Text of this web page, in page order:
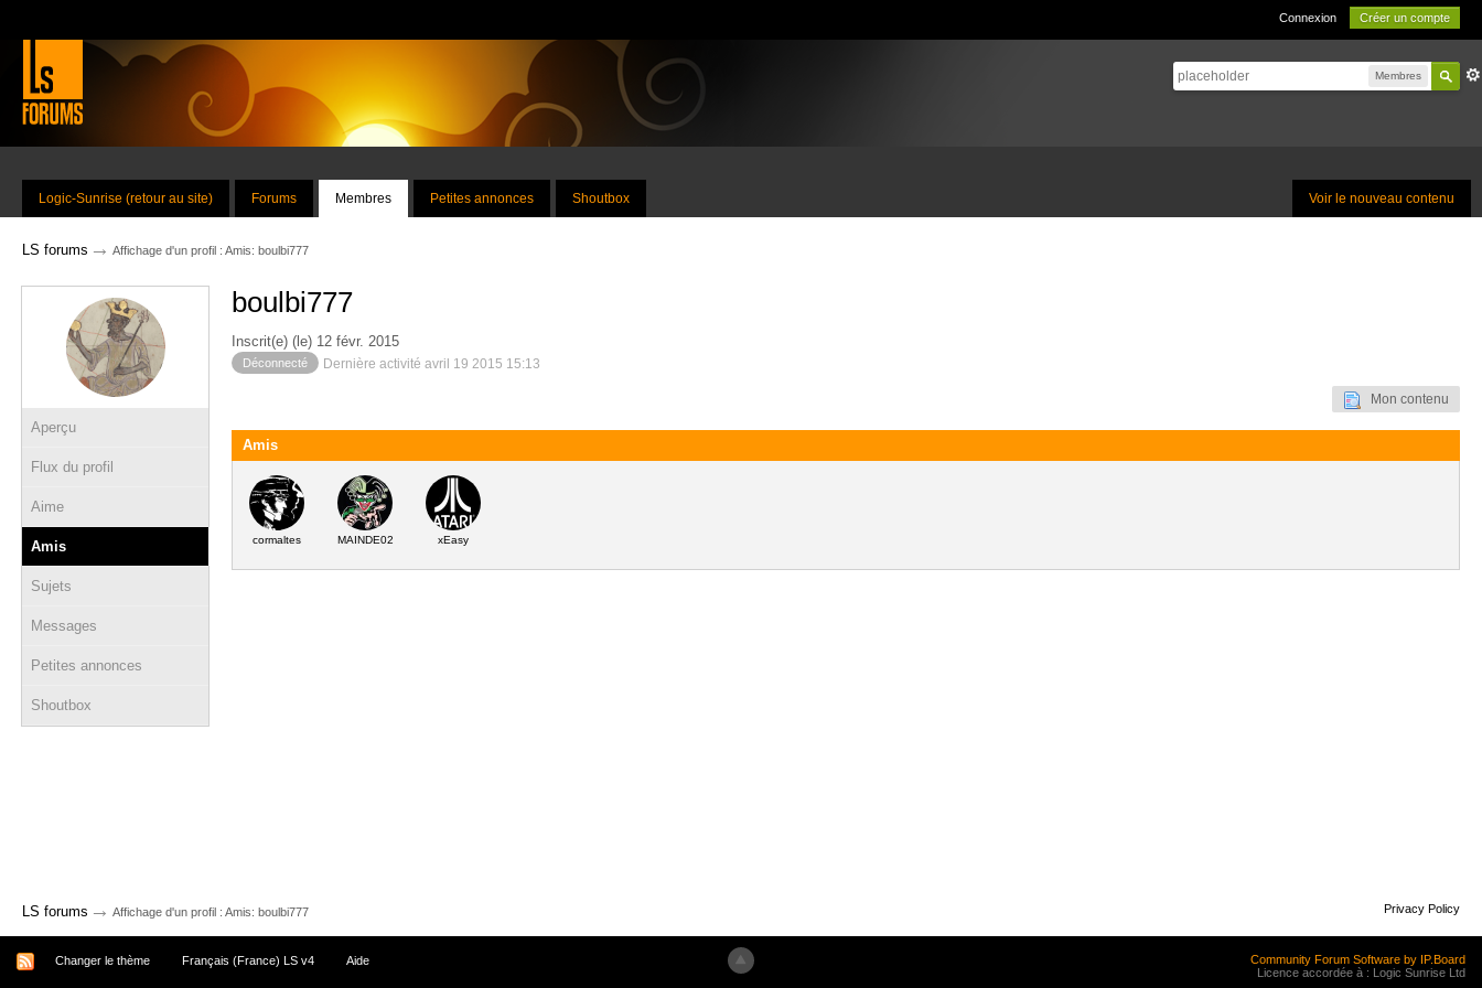
Connexion Créer un compte
Membres
Voir le nouveau contenu
Logic-Sunrise (retour au site) Forums Membres Petites annonces Shoutbox
LS forums → Affichage d'un profil : Amis: boulbi777
Aperçu
Flux du profil
Aime
Amis
Sujets
Messages
Petites annonces
Shoutbox
boulbi777
Inscrit(e) (le) 12 févr. 2015
Déconnecté Dernière activité avril 19 2015 15:13
Mon contenu
Amis
cormaltes MAINDE02 xEasy
LS forums → Affichage d'un profil : Amis: boulbi777 Privacy Policy
Changer le thème Français (France) LS v4 Aide
Community Forum Software by IP.Board
Licence accordée à : Logic Sunrise Ltd